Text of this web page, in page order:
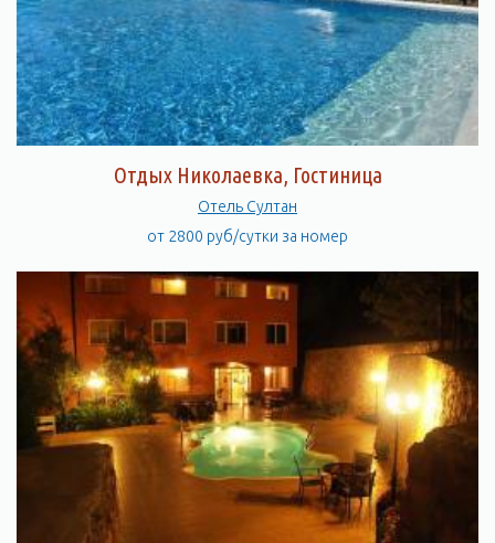
Отдых Николаевка, Гостиница
Отель Султан
от 2800 руб/сутки за номер